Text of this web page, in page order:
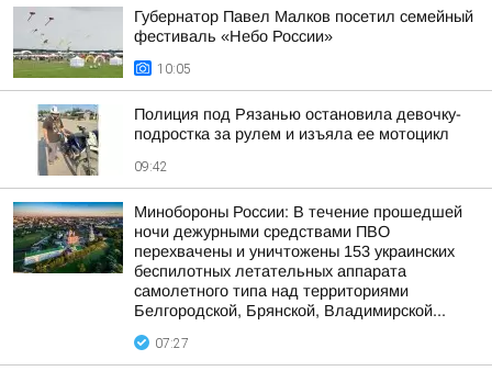
Губернатор Павел Малков посетил семейный
фестиваль «Небо России»
10:05
Полиция под Рязанью остановила девочку-
подростка за рулем и изъяла ее мотоцикл
09:42
Минобороны России: В течение прошедшей
ночи дежурными средствами ПВО
перехвачены и уничтожены 153 украинских
беспилотных летательных аппарата
самолетного типа над территориями
Белгородской, Брянской, Владимирской...
07:27